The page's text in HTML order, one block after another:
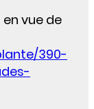
vue de
390-